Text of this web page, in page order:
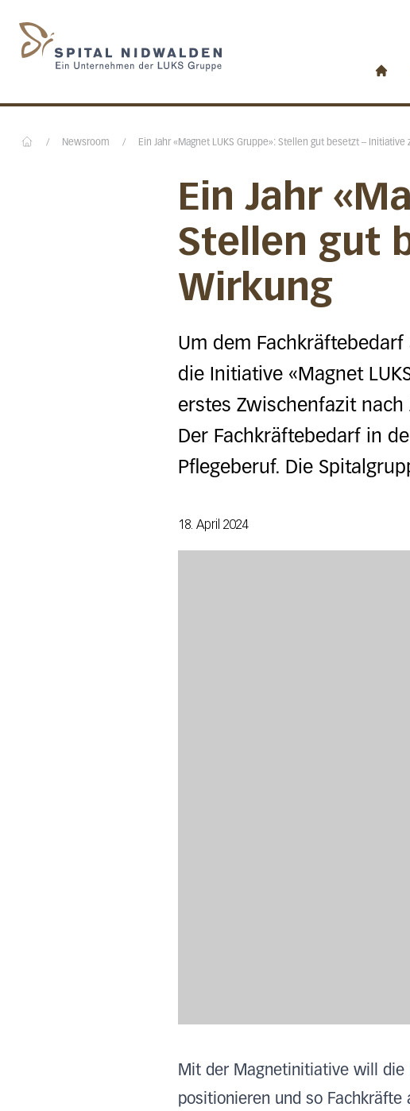
/ Newsroom / Ein Jahr «Magnet LUKS Gruppe»: Stellen gut besetzt – Initiative
Ein Jahr
Stellen gut
Wirkung
Um dem
die Initiative «Magnet
erstes Zwischenfazit
Der Fachkräftebedarf in
Pflegeberuf. Die
18. April 2024
Mit der Magnetinitiative will die
positionieren und so